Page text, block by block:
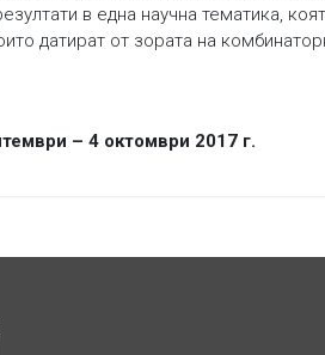
в една научна тематика,
датират от зората на
– 4 октомври 2017 г.